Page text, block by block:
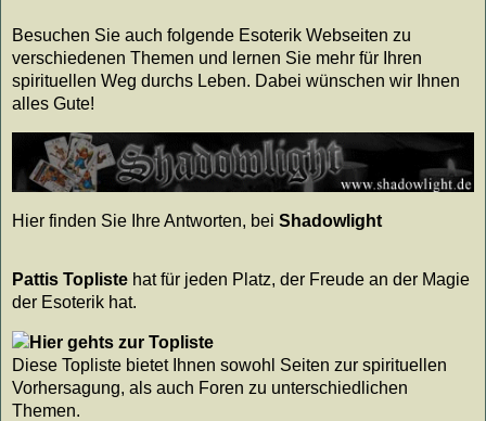
Besuchen Sie auch folgende Esoterik Webseiten zu
verschiedenen Themen und lernen Sie mehr für Ihren
spirituellen Weg durchs Leben. Dabei wünschen wir Ihnen
alles Gute!
Hier finden Sie Ihre Antworten, bei Shadowlight
Pattis Topliste hat für jeden Platz, der Freude an der Magie
der Esoterik hat.
Diese Topliste bietet Ihnen sowohl Seiten zur spirituellen
Vorhersagung, als auch Foren zu unterschiedlichen
Themen.